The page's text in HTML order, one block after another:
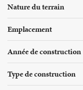
Nature du terrain
Emplacement
Année de construction
Type de construction